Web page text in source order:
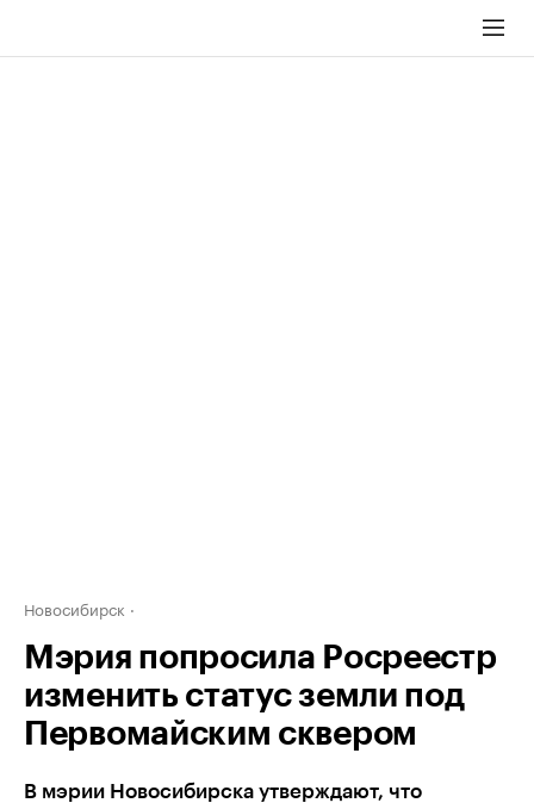
Новосибирск
Мэрия попросила Росреестр
изменить статус земли под
Первомайским сквером
В мэрии Новосибирска утверждают, что